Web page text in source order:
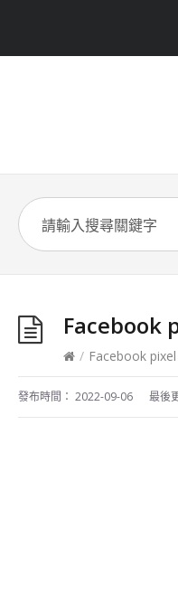
Facebook
/ Facebook
發布時間： 2022-09-06 最後